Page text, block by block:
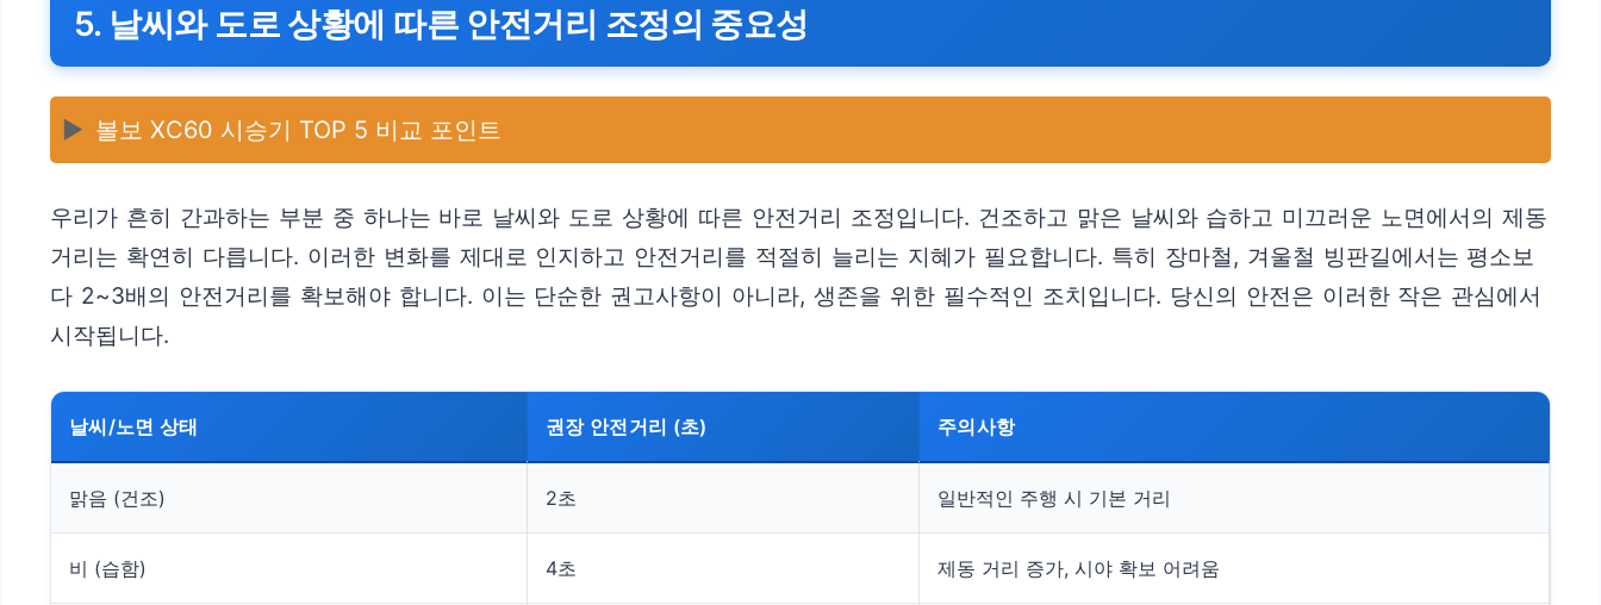
5. 날씨와 도로 상황에 따른 안전거리 조정의 중요성
▶️ 볼보 XC60 시승기 TOP 5 비교 포인트
우리가 흔히 간과하는 부분 중 하나는 바로 날씨와 도로 상황에 따른 안전거리 조정입니다. 건조하고 맑은 날씨와 습하고 미끄러운 노면에서의 제동
거리는 확연히 다릅니다. 이러한 변화를 제대로 인지하고 안전거리를 적절히 늘리는 지혜가 필요합니다. 특히 장마철, 겨울철 빙판길에서는 평소보
다 2~3배의 안전거리를 확보해야 합니다. 이는 단순한 권고사항이 아니라, 생존을 위한 필수적인 조치입니다. 당신의 안전은 이러한 작은 관심에서
시작됩니다.
날씨/노면 상태 권장 안전거리 (초) 주의사항
맑음 (건조) 2초 일반적인 주행 시 기본 거리
비 (습함) 4초 제동 거리 증가, 시야 확보 어려움